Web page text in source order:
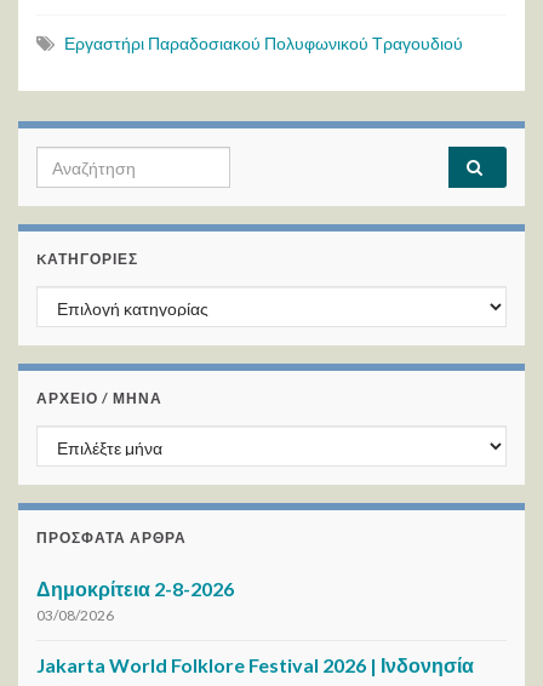
Εργαστήρι Παραδοσιακού Πολυφωνικού Τραγουδιού
Search for:
KΑΤΗΓΟΡΊΕΣ
Kατηγορίες
ΑΡΧΕΙΟ / ΜΗΝΑ
ΑΡΧΕΙΟ / ΜΗΝΑ
ΠΡΌΣΦΑΤΑ ΆΡΘΡΑ
Δημοκρίτεια 2-8-2026
03/08/2026
Jakarta World Folklore Festival 2026 | Ινδονησία